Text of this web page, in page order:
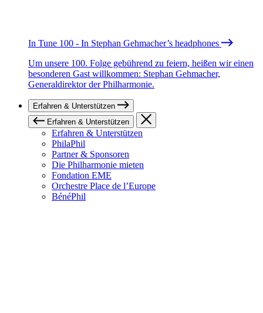
In Tune 100 - In Stephan Gehmacher’s headphones
Um unsere 100. Folge gebührend zu feiern, heißen wir einen
besonderen Gast willkommen: Stephan Gehmacher,
Generaldirektor der Philharmonie.
Erfahren & Unterstützen
Erfahren & Unterstützen
Erfahren & Unterstützen
PhilaPhil
Partner & Sponsoren
Die Philharmonie mieten
Fondation EME
Orchestre Place de l’Europe
BénéPhil